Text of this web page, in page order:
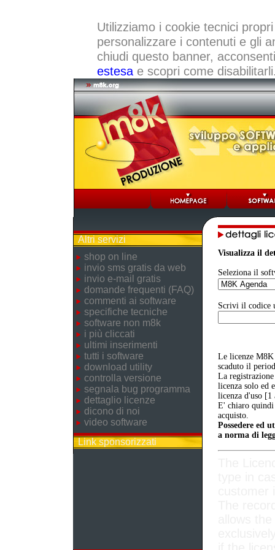
Utilizziamo i cookie tecnici
personalizzare i contenuti e gli
chiudi questo banner,
estesae scopri come
Altri servizi
shop on line
invio sms gratis da web
invio e-mail gratis
domande frequenti (FAQ)
commenti ai software
specifiche tecniche
software non m8k
i più cliccati
ultimi inserimenti
tutti i software
download utility
controlla versione
segnala bug programma
dettaglio licenze
dicono di noi
video software
Link sponsorizzati
Visualizza il
Seleziona il
Scrivi il codice
Le licenze M8K
scaduto il
La
licenza solo ed
licenza d'uso [1
E' chiaro quindi
acquisto.
Possedere ed
a norma di